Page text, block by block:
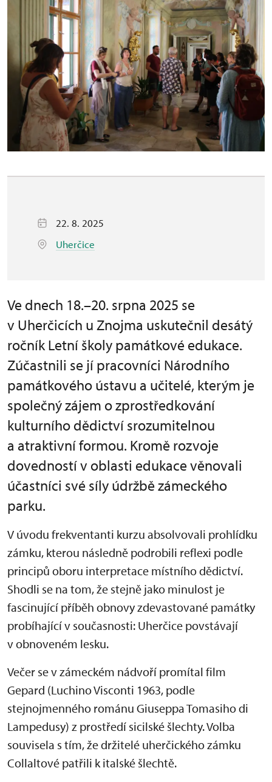
22. 8. 2025
Uherčice
Ve dnech 18.–20. srpna 2025 se
v Uherčicích u Znojma uskutečnil desátý
ročník Letní školy památkové edukace.
Zúčastnili se jí pracovníci Národního
památkového ústavu a učitelé, kterým je
společný zájem o zprostředkování
kulturního dědictví srozumitelnou
a atraktivní formou. Kromě rozvoje
dovedností v oblasti edukace věnovali
účastníci své síly údržbě zámeckého
parku.
V úvodu frekventanti kurzu absolvovali prohlídku
zámku, kterou následně podrobili reflexi podle
principů oboru interpretace místního dědictví.
Shodli se na tom,že stejně jako minulost je
fascinující příběh obnovy zdevastované památky
probíhající v současnosti: Uherčice povstávají
v obnoveném lesku.
Večer se v zámeckém nádvoří promítal film
Gepard (Luchino Visconti 1963, podle
stejnojmenného románu Giuseppa Tomasiho di
Lampedusy) z prostředí sicilské šlechty. Volba
souvisela s tím,že držitelé uherčického zámku
Collaltové patřili k italské šlechtě.